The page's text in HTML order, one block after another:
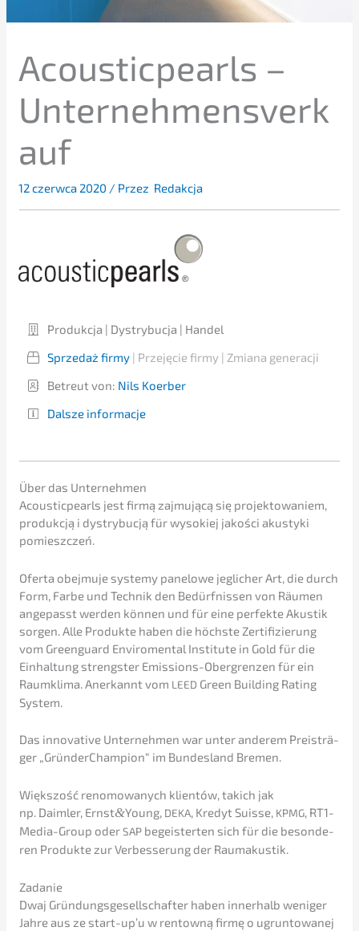
Acoustic­pearls –
Unternehmensverk
auf
12 czerw­ca 2020 / Przez Redakcja
Produk­c­ja | Dystry­buc­ja | Handel
Sprze­daż firmy | Przejęcie firmy | Zmiana generacji
Betreut von: ​ Nils Koerber
Dalsze infor­mac­je
Über das Unternehmen
Acoustic­pearls jest firmą zajmu­jącą się projek­to­wa­niem,
produk­c­ją i dystry­buc­jąfürwysokiej jakości akusty­ki
pomie­szc­zeń.
Oferta obejmu­je syste­my panelo­we jegli­cher Art, die durch
Form, Farbe und Technik den Bedürf­nis­sen von Räumen
angepasst werden können und für eine perfek­te Akustik
sorgen. Alle Produk­te haben die höchs­te Zerti­fi­zie­rung
vom Green­guard Enviro­m­en­tal Insti­tu­te in Gold für die
Einhal­tung strengs­ter Emissi­ons-Obergren­zen für ein
Raumkli­ma. Anerkannt vom LEED Green Building Rating
System.
Das innova­ti­ve Unter­neh­men war unter anderem Preis­trä­
ger „Gründer­Cham­pi­on“ im Bundes­land Bremen.
Więks­zość renomo­wanych klien­tów, takich jak
np. Daimler, Ernst&Young, DEKA, Kredyt Suisse, KPMG, RT1-
Media-Group oderSAP begeis­ter­ten sich für die beson­de­
ren Produk­te zur Verbes­se­rung der Raumakus­tik.
Zadanie
Dwaj Gründungs­ge­sell­schaf­ter haben inner­halb weniger
Jahre aus zestart-up’u w rentowną firmę o ugrun­to­wa­nej